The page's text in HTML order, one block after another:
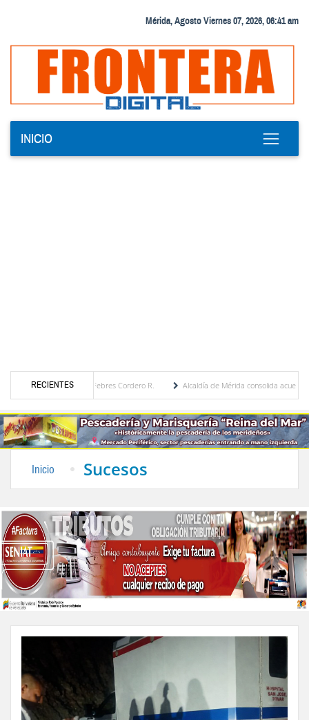
Mérida, Agosto Viernes 07, 2026, 06:41 am
INICIO
RECIENTES
María Eugenia Febres Cordero R.
Alcaldía de Mérida consolida acuerdos con
Inicio Sucesos